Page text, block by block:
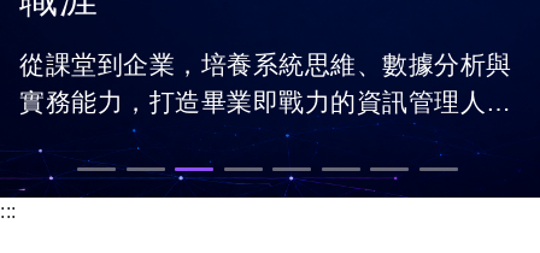
從課堂到企業，培養系統思維、數據分析與
實務能力，打造畢業即戰力的資訊管理人
:::